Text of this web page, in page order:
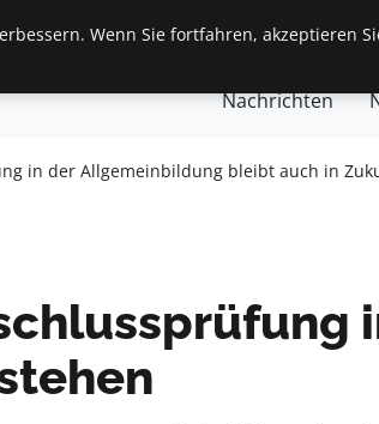
Finanzen & Immobilien
Nachrichten
in der Allgemeinbildung bleibt auch in
Wenn Sie fortfahren, akzeptieren